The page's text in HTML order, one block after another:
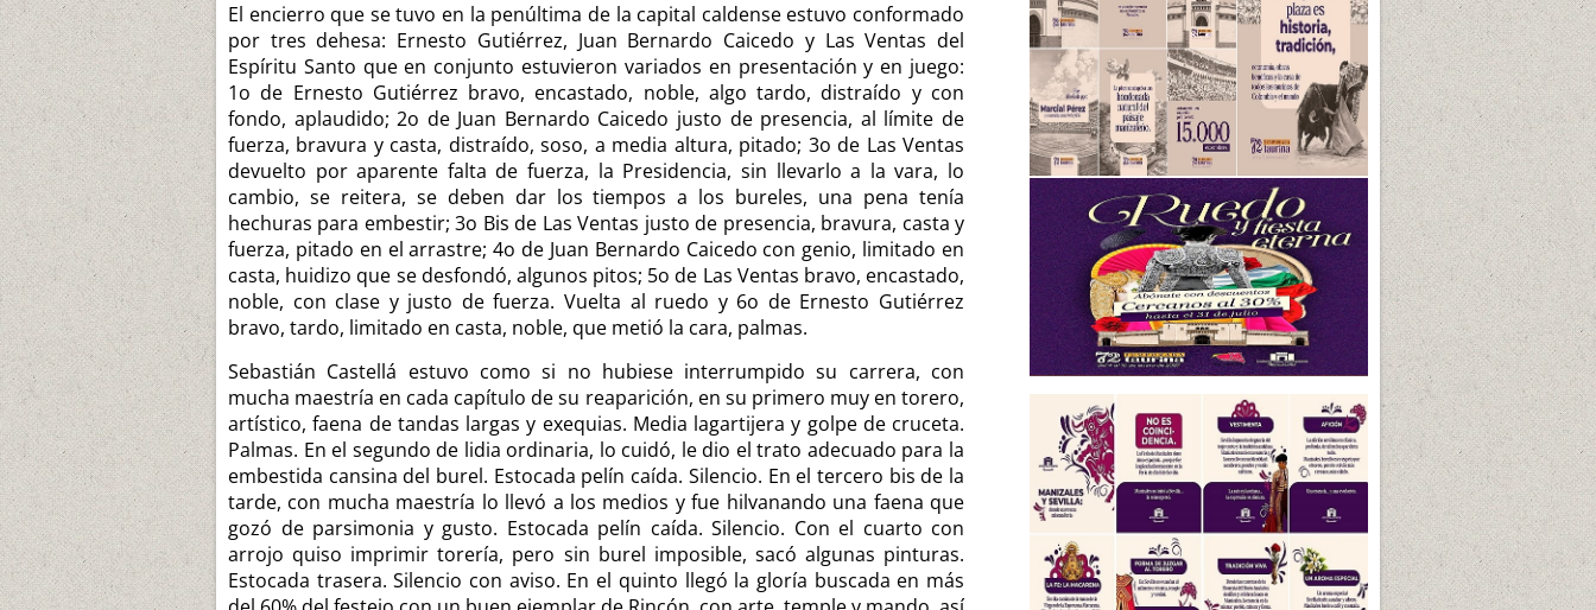
El encierro que se tuvo en la penúltima de la capital caldense estuvo conformado
por tres dehesa: Ernesto Gutiérrez, Juan Bernardo Caicedo y Las Ventas del
Espíritu Santo que en conjunto estuvieron variados en presentación y en juego:
1o de Ernesto Gutiérrez bravo, encastado, noble, algo tardo, distraído y con
fondo, aplaudido; 2o de Juan Bernardo Caicedo justo de presencia, al límite de
fuerza, bravura y casta, distraído, soso, a media altura, pitado; 3o de Las Ventas
devuelto por aparente falta de fuerza, la Presidencia, sin llevarlo a la vara, lo
cambio, se reitera, se deben dar los tiempos a los bureles, una pena tenía
hechuras para embestir; 3o Bis de Las Ventas justo de presencia, bravura, casta y
fuerza, pitado en el arrastre; 4o de Juan Bernardo Caicedo con genio, limitado en
casta, huidizo que se desfondó, algunos pitos; 5o de Las Ventas bravo, encastado,
noble, con clase y justo de fuerza. Vuelta al ruedo y 6o de Ernesto Gutiérrez
bravo, tardo, limitado en casta, noble, que metió la cara, palmas.
Sebastián Castellá estuvo como si no hubiese interrumpido su carrera, con
mucha maestría en cada capítulo de su reaparición, en su primero muy en torero,
artístico, faena de tandas largas y exequias. Media lagartijera y golpe de cruceta.
Palmas. En el segundo de lidia ordinaria, lo cuidó, le dio el trato adecuado para la
embestida cansina del burel. Estocada pelín caída. Silencio. En el tercero bis de la
tarde, con mucha maestría lo llevó a los medios y fue hilvanando una faena que
gozó de parsimonia y gusto. Estocada pelín caída. Silencio. Con el cuarto con
arrojo quiso imprimir torería, pero sin burel imposible, sacó algunas pinturas.
Estocada trasera. Silencio con aviso. En el quinto llegó la gloría buscada en más